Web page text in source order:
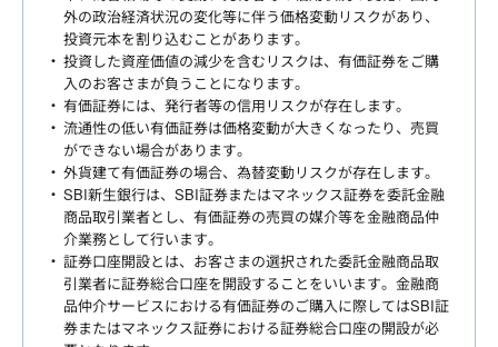
外の政治経済状況の変化等に伴う価格変動リスクがあり、
投資元本を割り込むことがあります。
投資した資産価値の減少を含むリスクは、有価証券をご購
入のお客さまが負うことになります。
有価証券には、発行者等の信用リスクが存在します。
流通性の低い有価証券は価格変動が大きくなったり、売買
ができない場合があります。
外貨建て有価証券の場合、為替変動リスクが存在します。
SBI新生銀行は、SBI証券またはマネックス証券を委託金融
商品取引業者とし、有価証券の売買の媒介等を金融商品仲
介業務として行います。
証券口座開設とは、お客さまの選択された委託金融商品取
引業者に証券総合口座を開設することをいいます。金融商
品仲介サービスにおける有価証券のご購入に際してはSBI証
券またはマネックス証券における証券総合口座の開設が必